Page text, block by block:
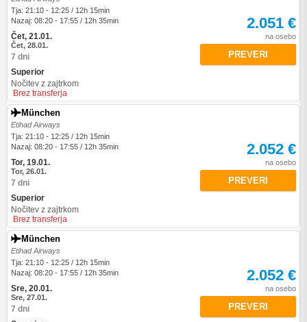
Tja: 21:10 - 12:25 / 12h 15min
Nazaj: 08:20 - 17:55 / 12h 35min
Čet, 21.01.
Čet, 28.01.
7 dni
Superior
Nočitev z zajtrkom
Brez transferja
2.051 €
na osebo
PREVERI
München
Etihad Airways
Tja: 21:10 - 12:25 / 12h 15min
Nazaj: 08:20 - 17:55 / 12h 35min
Tor, 19.01.
Tor, 26.01.
7 dni
Superior
Nočitev z zajtrkom
Brez transferja
2.052 €
na osebo
PREVERI
München
Etihad Airways
Tja: 21:10 - 12:25 / 12h 15min
Nazaj: 08:20 - 17:55 / 12h 35min
Sre, 20.01.
Sre, 27.01.
7 dni
2.052 €
na osebo
PREVERI